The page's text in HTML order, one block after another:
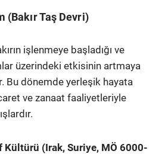
(Bakır Taş Devri)
işlenmeye başladığı ve
üzerindeki etkisinin artmaya
Bu dönemde yerleşik hayata
ve zanaat faaliyetleriyle
Kültürü (Irak, Suriye, MÖ 6000-